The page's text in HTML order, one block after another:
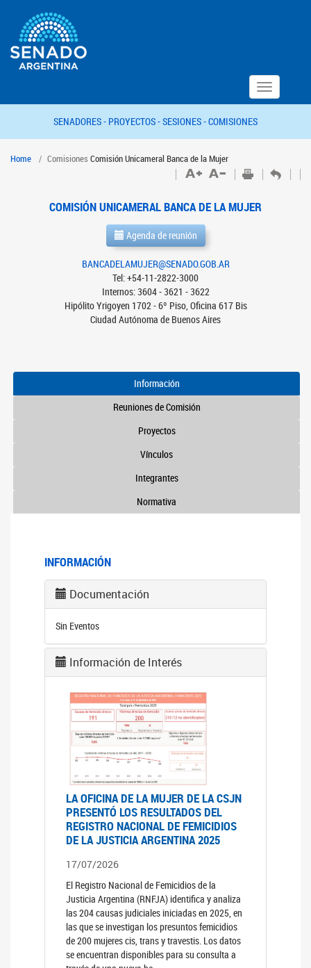
Toggle
navigation
SENADORES - PROYECTOS -SESIONES -COMISIONES
Home Comisiones Comisión Unicameral Banca de la Mujer
COMISIÓN UNICAMERAL BANCA DE LA MUJER
Agenda de reunión
BANCADELAMUJER@SENADO.GOB.AR
Tel: +54-11-2822-3000
Internos: 3604 - 3621 - 3622
Hipólito Yrigoyen 1702 - 6º Piso, Oficina 617 Bis
Ciudad Autónoma de Buenos Aires
Información
Reuniones de Comisión
Proyectos
Vínculos
Integrantes
Normativa
INFORMACIÓN
Documentación
Sin Eventos
Información de Interés
LA OFICINA DE LA MUJER DE LA CSJN
PRESENTÓ LOS RESULTADOS DEL
REGISTRO NACIONAL DE FEMICIDIOS
DE LA JUSTICIA ARGENTINA 2025
17/07/2026
El Registro Nacional de Femicidios de la
Justicia Argentina (RNFJA) identifica y analiza
las 204 causas judiciales iniciadas en 2025, en
las que se investigan los presuntos femicidios
de 200 mujeres cis, trans y travestis. Los datos
se encuentran disponibles para su consulta a